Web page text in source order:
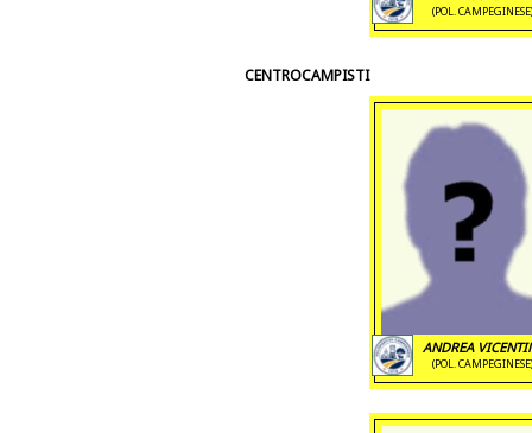
(POL. CAMPEGINESE)
CENTROCAMPISTI
ANDREA
(POL. CAMPEGINESE)